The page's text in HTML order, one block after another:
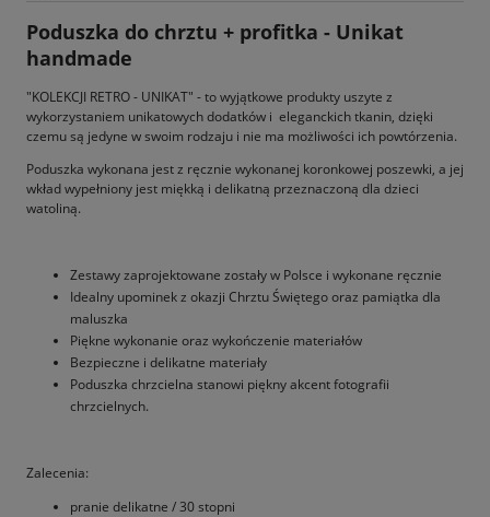
Poduszka do chrztu + profitka - Unikat
handmade
"KOLEKCJI RETRO - UNIKAT" - to wyjątkowe produkty uszyte z
wykorzystaniem unikatowych dodatków i eleganckich tkanin, dzięki
czemu są jedyne w swoim rodzaju i nie ma możliwości ich powtórzenia.
Poduszka wykonana jest z ręcznie wykonanej koronkowej poszewki, a jej
wkład wypełniony jest miękką i delikatną przeznaczoną dla dzieci
watoliną.
Zestawy zaprojektowane zostały w Polsce i wykonane ręcznie
Idealny upominek z okazji Chrztu Świętego oraz pamiątka dla
maluszka
Piękne wykonanie oraz wykończenie materiałów
Bezpieczne i delikatne materiały
Poduszka chrzcielna stanowi piękny akcent fotografii
chrzcielnych.
Zalecenia:
pranie delikatne / 30 stopni